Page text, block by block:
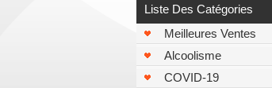
Liste Des Catégories
Meilleures Ventes
Alcoolisme
COVID-19